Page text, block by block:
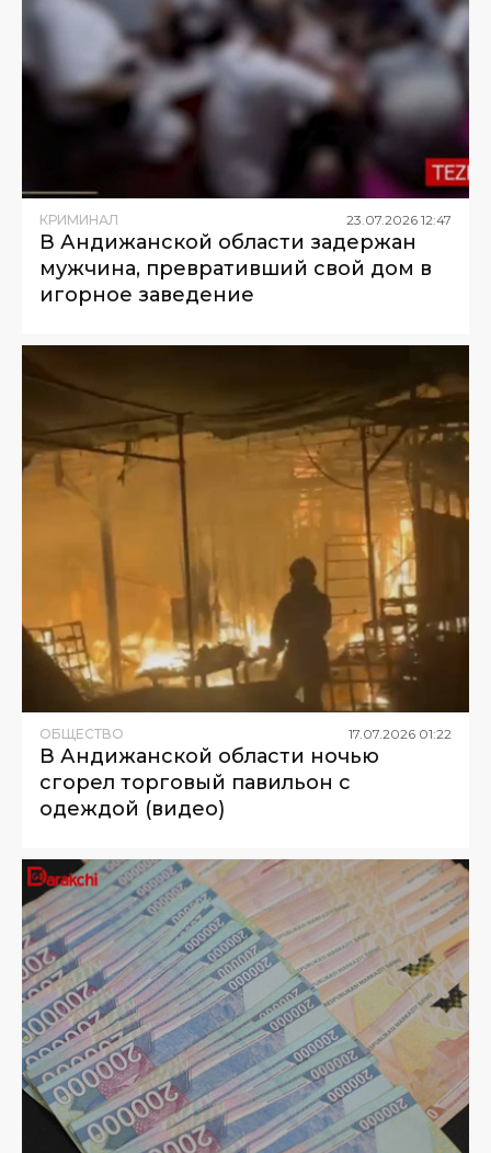
КРИМИНАЛ 23.07.2026 12:47
В Андижанской области задержан
мужчина, превративший свой дом в
игорное заведение
ОБЩЕСТВО 17 07 2026 01:22
В Андижанской области ночью
сгорел торговый павильон с
одеждой (видео)